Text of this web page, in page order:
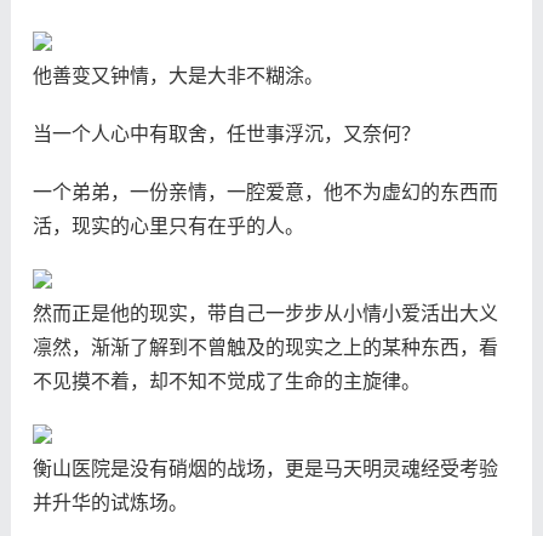
他善变又钟情，大是大非不糊涂。
当一个人心中有取舍，任世事浮沉，又奈何？
一个弟弟，一份亲情，一腔爱意，他不为虚幻的东西而
活，现实的心里只有在乎的人。
然而正是他的现实，带自己一步步从小情小爱活出大义
凛然，渐渐了解到不曾触及的现实之上的某种东西，看
不见摸不着，却不知不觉成了生命的主旋律。
衡山医院是没有硝烟的战场，更是马天明灵魂经受考验
并升华的试炼场。